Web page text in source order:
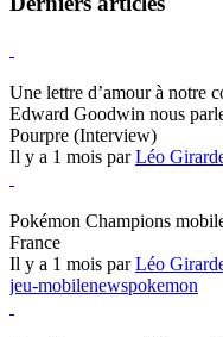
Une lettre d’amour à notre
Edward Goodwin nous
Pourpre (Interview)
Il y a 1 mois parLéo
Pokémon Champions
France
Il y a 1 mois parLéo
jeu-mobilenewspokemon